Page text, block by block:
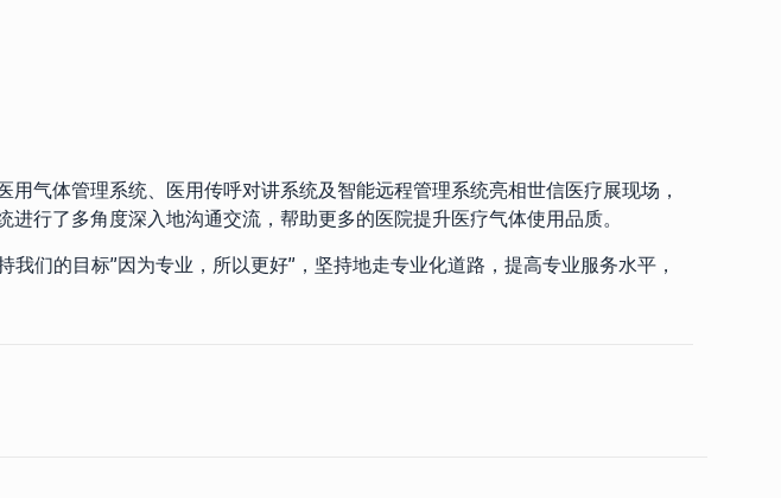
气体管理系统、医用传呼对讲系统及智能远程管理系统亮相世信医疗展现场，
行了多角度深入地沟通交流，帮助更多的医院提升医疗气体使用品质。
们的目标”因为专业，所以更好”，坚持地走专业化道路，提高专业服务水平，